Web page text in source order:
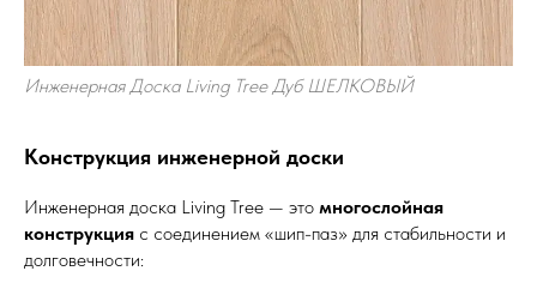
Инженерная Доска Living Tree Дуб ШЕЛКОВЫЙ
Конструкция инженерной доски
Инженерная доска Living Tree — это многослойная
конструкция с соединением «шип-паз» для стабильности и
долговечности: